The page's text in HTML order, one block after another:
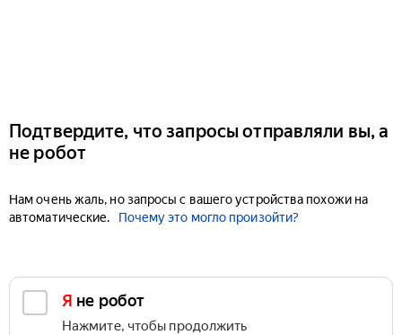
Подтвердите, что запросы отправляли вы, а
не робот
Нам очень жаль, но запросы с вашего устройства похожи на
автоматические.
Почему это могло произойти?
Я не робот
Нажмите, чтобы продолжить